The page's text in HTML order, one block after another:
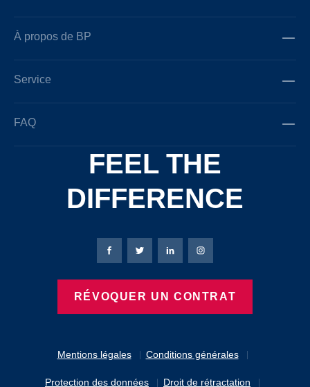
À propos de BP
Service
FAQ
FEEL THE
DIFFERENCE
Mentions légales Conditions générales
Protection des données Droit de rétractation
Page Facebook de Bierbaum-Proenen
Page X de Bierbaum-Proenen
Page LinkedIn de
Page Instagram de
RÉVOQUER UN CONTRAT